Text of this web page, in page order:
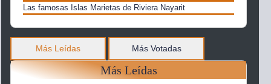
Las famosas Islas Marietas de Riviera Nayarit
Más Leídas Más Votadas
Más Leídas